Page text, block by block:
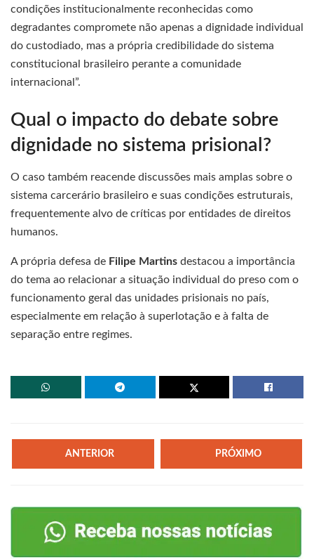
condições institucionalmente reconhecidas como
degradantes compromete não apenas a dignidade individual
do custodiado, mas a própria credibilidade do sistema
constitucional brasileiro perante a comunidade
internacional”.
Qual o impacto do debate sobre
dignidade no sistema prisional?
O caso também reacende discussões mais amplas sobre o
sistema carcerário brasileiro e suas condições estruturais,
frequentemente alvo de críticas por entidades de direitos
humanos.
A própria defesa de Filipe Martins destacou a importância
do tema ao relacionar a situação individual do preso com o
funcionamento geral das unidades prisionais no país,
especialmente em relação à superlotação e à falta de
separação entre regimes.
ANTERIOR PRÓXIMO